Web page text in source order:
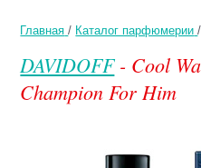
Главная / Каталог парфюмерии /
DAVIDOFF- Cool
Champion For Him